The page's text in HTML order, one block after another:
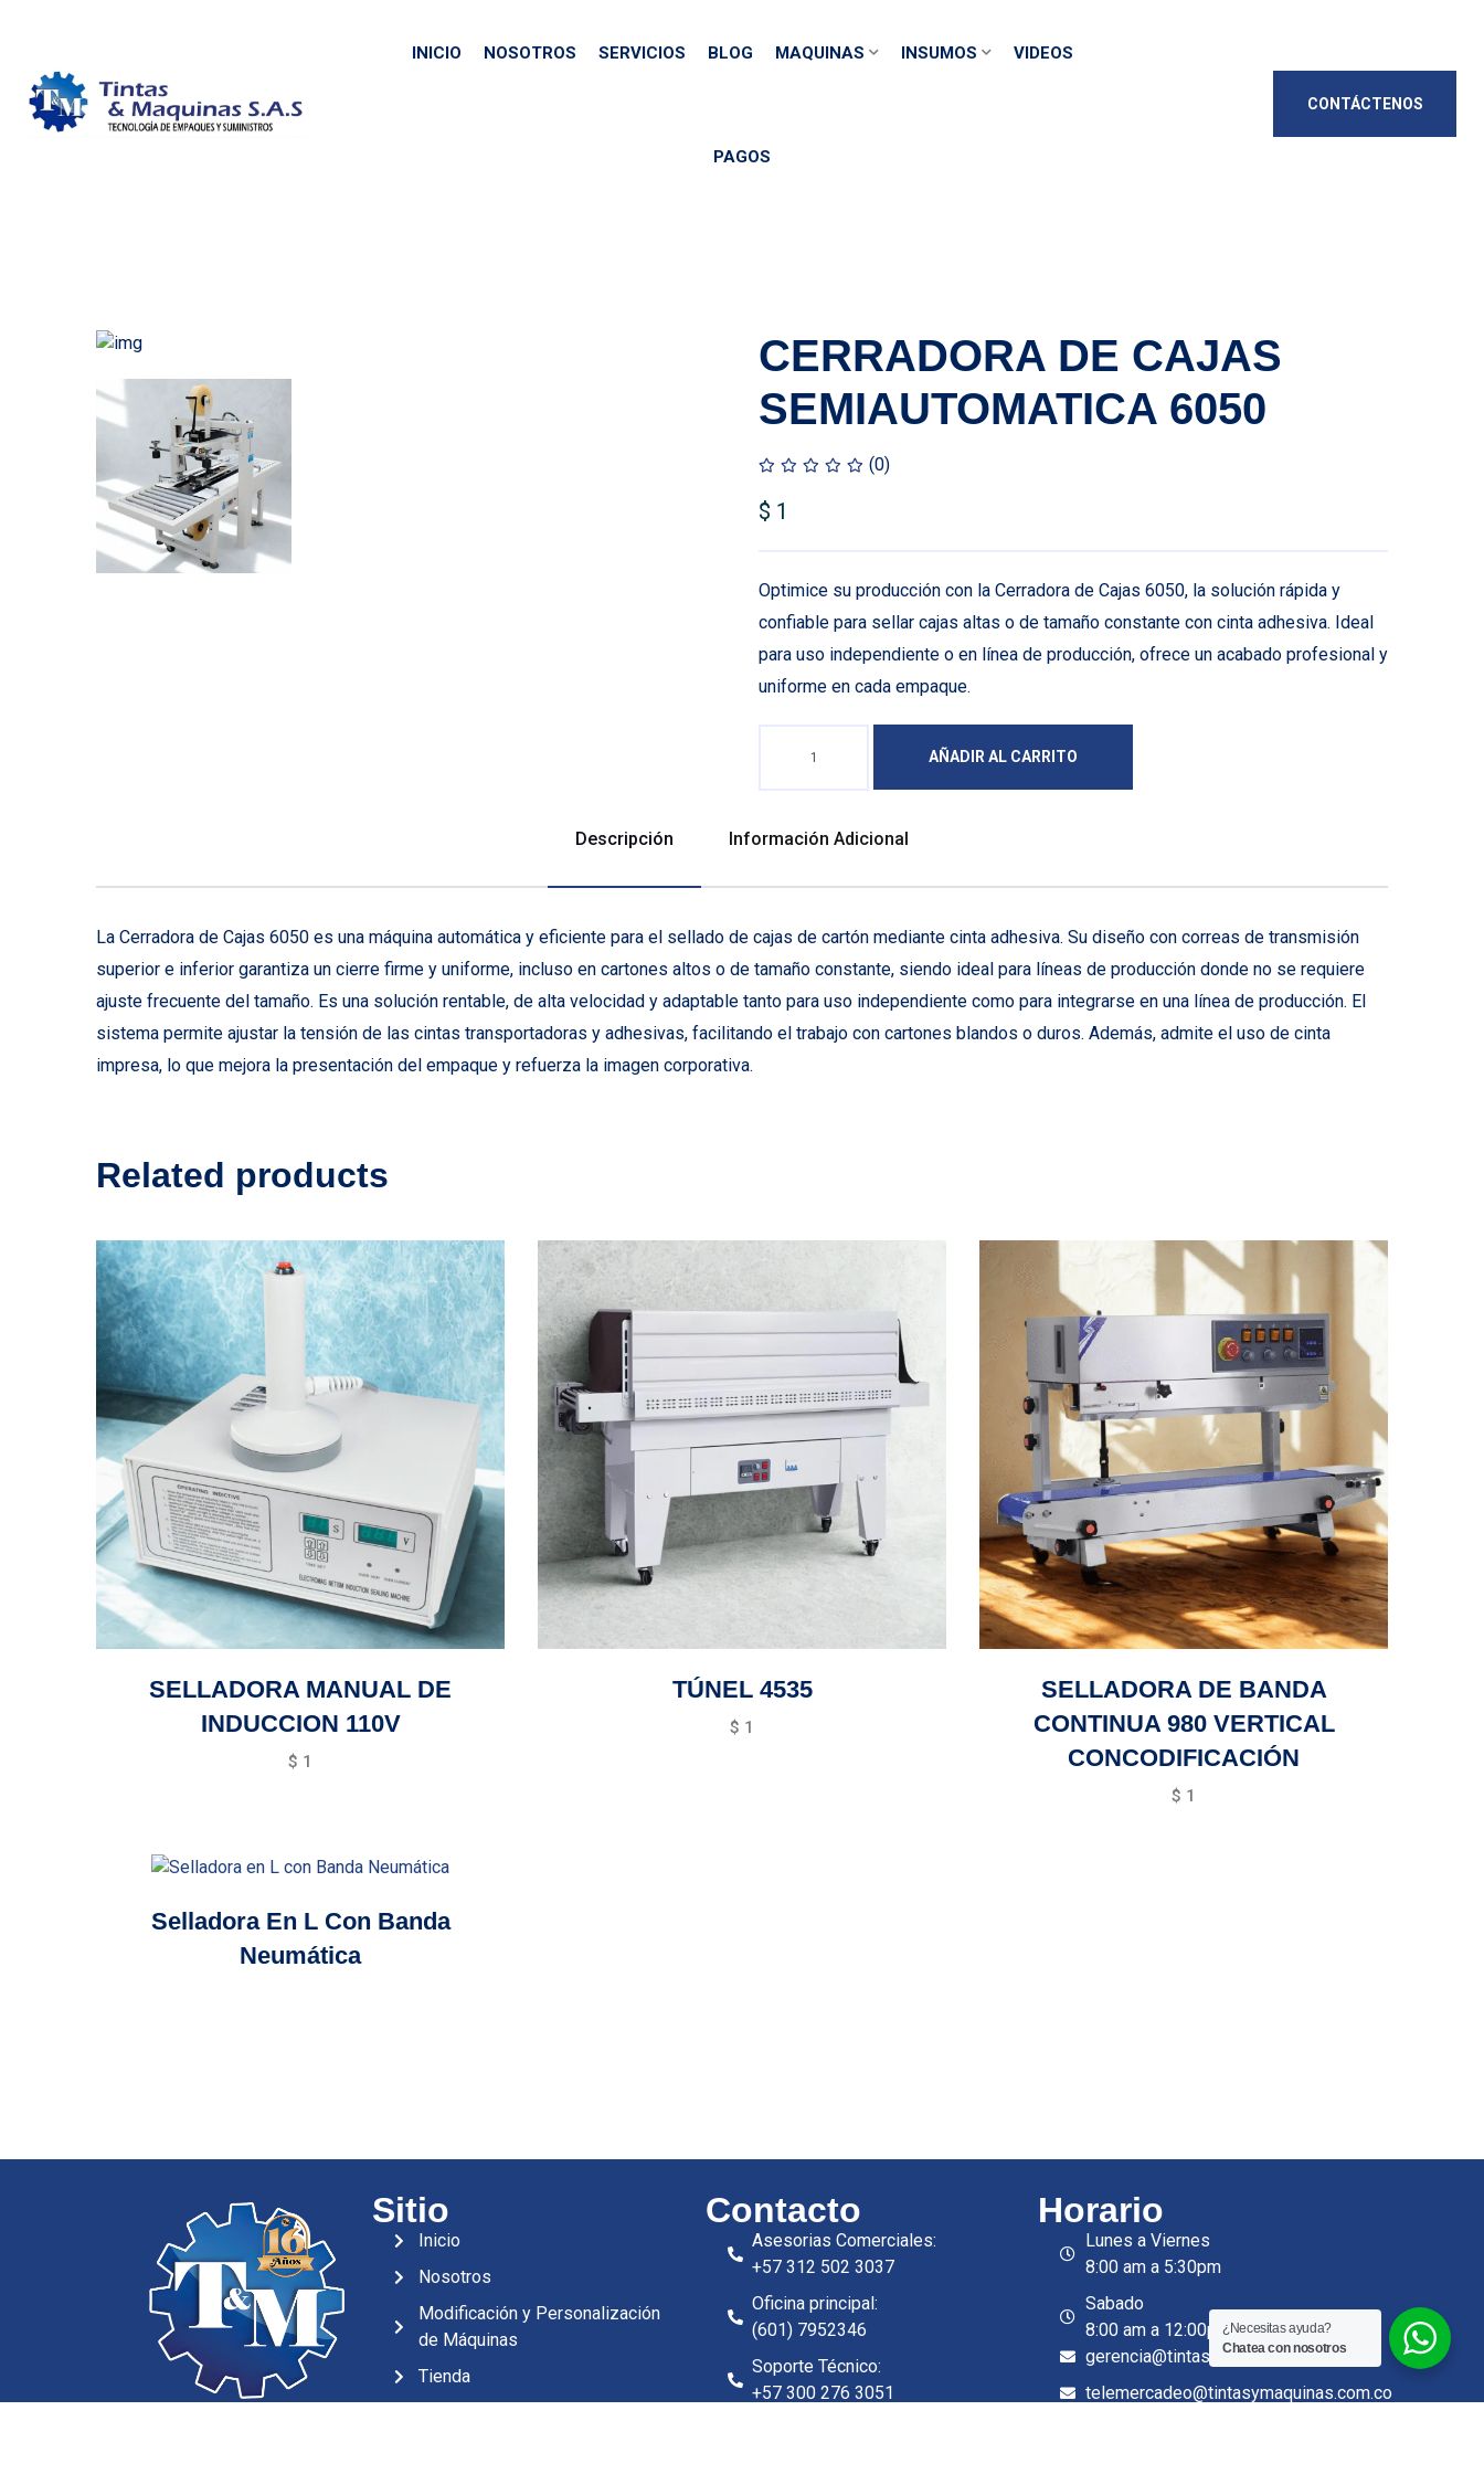
INICIO NOSOTROS SERVICIOS BLOG MAQUINAS INSUMOS VIDEOS
PAGOS
CONTÁCTENOS
CERRADORA DE CAJAS
SEMIAUTOMATICA 6050
(0)
$ 1
Optimice su producción con la Cerradora de Cajas 6050, la solución rápida y
confiable para sellar cajas altas o de tamaño constante con cinta adhesiva. Ideal
para uso independiente o en línea de producción, ofrece un acabado profesional y
uniforme en cada empaque.
AÑADIR AL CARRITO
Descripción Información Adicional
La Cerradora de Cajas 6050 es una máquina automática y eficiente para el sellado de cajas de cartón mediante cinta adhesiva. Su diseño con correas de transmisión
superior e inferior garantiza un cierre firme y uniforme, incluso en cartones altos o de tamaño constante, siendo ideal para líneas de producción donde no se requiere
ajuste frecuente del tamaño. Es una solución rentable, de alta velocidad y adaptable tanto para uso independiente como para integrarse en una línea de producción. El
sistema permite ajustar la tensión de las cintas transportadoras y adhesivas, facilitando el trabajo con cartones blandos o duros. Además, admite el uso de cinta
impresa, lo que mejora la presentación del empaque y refuerza la imagen corporativa.
Related products
SELLADORA MANUAL DE
INDUCCION 110V
$ 1
TÚNEL 4535
$ 1
SELLADORA DE BANDA
CONTINUA 980 VERTICAL
CONCODIFICACIÓN
$ 1
Selladora En L Con Banda
Neumática
Sitio
Inicio
Nosotros
Modificación y Personalización
de Máquinas
Tienda
Contacto
Asesorias Comerciales:
+57 312 502 3037
Oficina principal:
(601) 7952346
Soporte Técnico:
+57 300 276 3051
Horario
Lunes a Viernes
8:00 am a 5:30pm
Sabado
8:00 am a 12:00pm
gerencia@tintasymaquinas.com.co
telemercadeo@tintasymaquinas.com.co
¿Necesitas ayuda?
Chatea con nosotros